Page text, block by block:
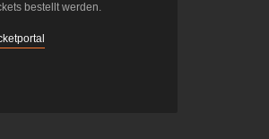
bestellt werden.